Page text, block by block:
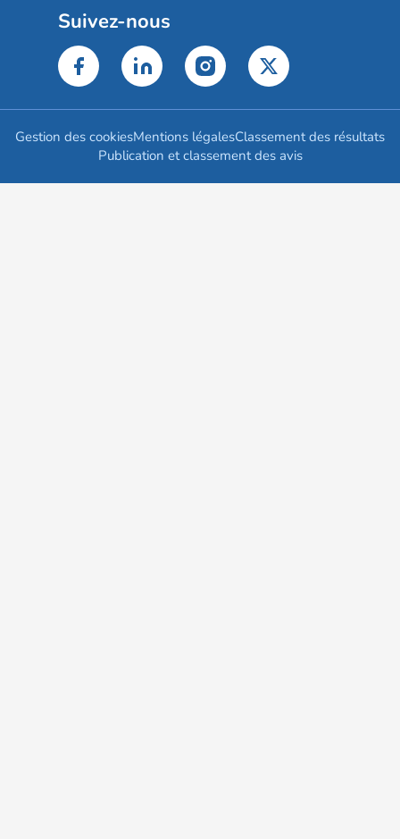
Suivez-nous
Gestion des cookiesMentions légalesClassement des résultats
Publication et classement des avis